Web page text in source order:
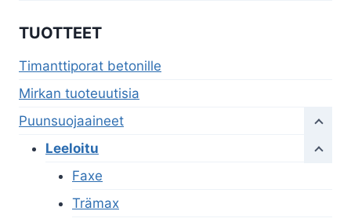
TUOTTEET
Timanttiporat betonille
Mirkan tuoteuutisia
Puunsuojaaineet
Leeloitu
Faxe
Trämax